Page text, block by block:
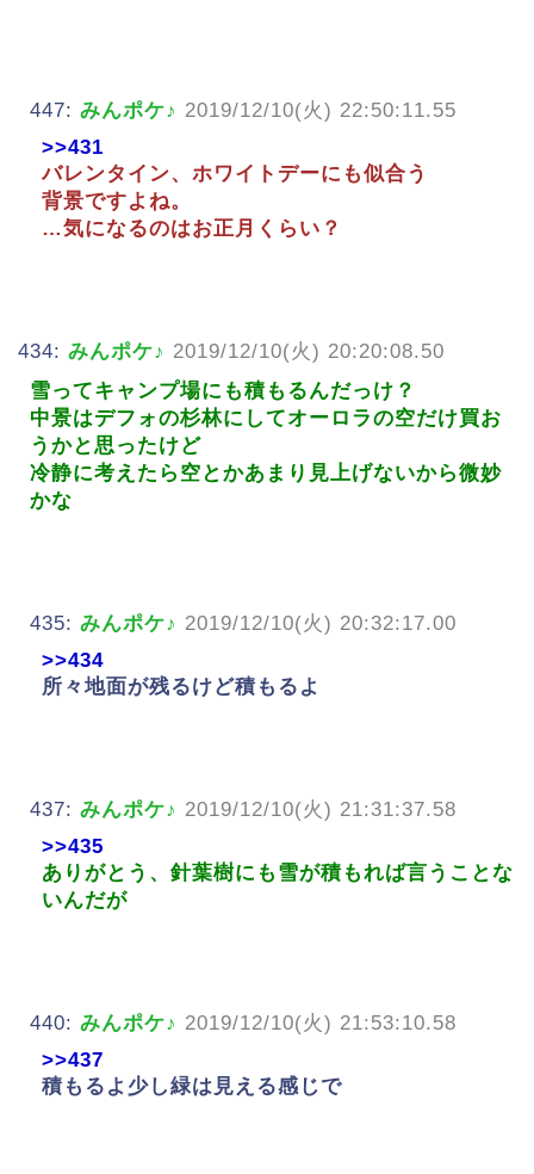
447: みんポケ♪ 2019/12/10(火) 22:50:11.55
>>431
バレンタイン、ホワイトデーにも似合う
背景ですよね。
…気になるのはお正月くらい？
434: みんポケ♪ 2019/12/10(火) 20:20:08.50
雪ってキャンプ場にも積もるんだっけ？
中景はデフォの杉林にしてオーロラの空だけ買お
うかと思ったけど
冷静に考えたら空とかあまり見上げないから微妙
かな
435: みんポケ♪ 2019/12/10(火) 20:32:17.00
>>434
所々地面が残るけど積もるよ
437: みんポケ♪ 2019/12/10(火) 21:31:37.58
>>435
ありがとう、針葉樹にも雪が積もれば言うことな
いんだが
440: みんポケ♪ 2019/12/10(火) 21:53:10.58
>>437
積もるよ少し緑は見える感じで